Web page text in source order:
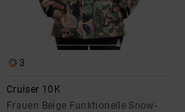
3
Cruiser 10K
Frauen Beige Funktionelle Snow-